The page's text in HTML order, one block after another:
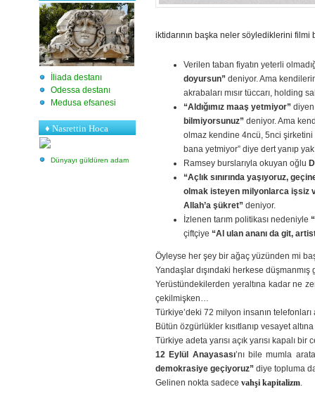
İliada destanı
Odessa destanı
Medusa efsanesi
♦ Nasrettin Hoca
Dünyayı güldüren adam
iktidarının başka neler söylediklerini filmi
Verilen taban fiyatın yeterli
doyursun” deniyor. Ama
akrabaları mısır tüccarı, holding
“Aldığımız maaş yetmiyor”
bilmiyorsunuz” deniyor. Ama
olmaz kendine 4ncü, 5nci şirketini
bana yetmiyor” diye dert yanıp
Ramsey burslarıyla okuyan oğlu
“Açlık sınırında yaşıyoruz,
olmak isteyen milyonlarca işsiz
Allah’a şükret” deniyor.
İzlenen tarım politikası nedeniyle
çiftçiye “Al ulan ananı da git,
Öyleyse her şey bir ağaç yüzünden mi
Yandaşlar dışındaki herkese
Yerüstündekilerden yeraltına kadar ne
çekilmişken…
Türkiye’deki 72 milyon insanın
Bütün özgürlükler kısıtlanıp vesayet
Türkiye adeta yarısı açık yarısı kapalı
12 Eylül Anayasası’nı bile mumla
demokrasiye geçiyoruz” diye topluma
Gelinen nokta sadece vahşi kapitalizm.